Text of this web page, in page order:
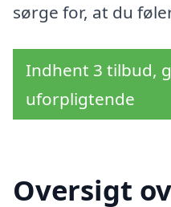
sørge for, at du
Indhent 3 tilbud,
uforpligtende
Oversigt